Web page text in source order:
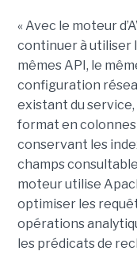
« Avec le moteur
continuer à utiliser
mêmes API, le
configuration
existant du
format en
conservant les
champs
moteur utilise
optimiser les
opérations
les prédicats de